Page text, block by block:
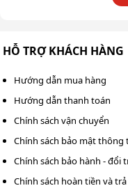
Máy rửa xe cầm tay
khác nhau. Các phụ
để hỗ trợ tối đa
bọt và điều chỉnh tia
Dưới đây là chi tiết bộ
HỖ TRỢ KHÁCH HÀNG
Hướng dẫn mua hàng
Hướng dẫn thanh toán
Chính sách vận chuyển
Chính sách bảo mật thông
Chính sách bảo hành - đổi
Chính sách hoàn tiền và